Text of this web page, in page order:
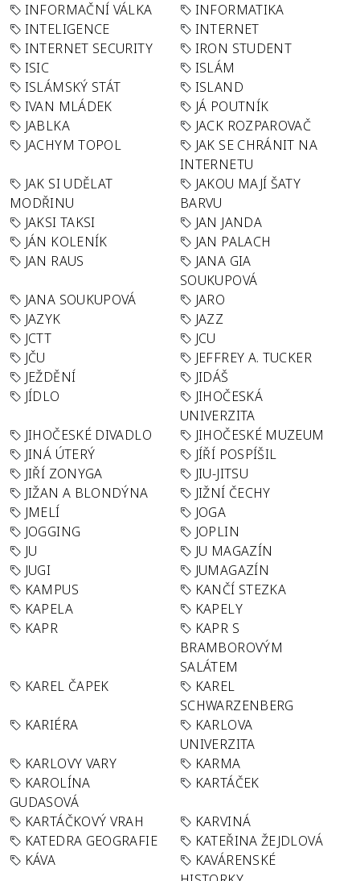
INFORMAČNÍ VÁLKA
INFORMATIKA
INTELIGENCE
INTERNET
INTERNET SECURITY
IRON STUDENT
ISIC
ISLÁM
ISLÁMSKÝ STÁT
ISLAND
IVAN MLÁDEK
JÁ POUTNÍK
JABLKA
JACK ROZPAROVAČ
JACHYM TOPOL
JAK SE CHRÁNIT NA
INTERNETU
JAK SI UDĚLAT
MODŘINU
JAKOU MAJÍ ŠATY
BARVU
JAKSI TAKSI
JAN JANDA
JÁN KOLENÍK
JAN PALACH
JAN RAUS
JANA GIA
SOUKUPOVÁ
JANA SOUKUPOVÁ
JARO
JAZYK
JAZZ
JCTT
JCU
JČU
JEFFREY A. TUCKER
JEŽDĚNÍ
JIDÁŠ
JÍDLO
JIHOČESKÁ
UNIVERZITA
JIHOČESKÉ DIVADLO
JIHOČESKÉ MUZEUM
JINÁ ÚTERÝ
JÍŘÍ POSPÍŠIL
JIŘÍ ZONYGA
JIU-JITSU
JIŽAN A BLONDÝNA
JIŽNÍ ČECHY
JMELÍ
JOGA
JOGGING
JOPLIN
JU
JU MAGAZÍN
JUGI
JUMAGAZÍN
KAMPUS
KANČÍ STEZKA
KAPELA
KAPELY
KAPR
KAPR S
BRAMBOROVÝM
SALÁTEM
KAREL ČAPEK
KAREL
SCHWARZENBERG
KARIÉRA
KARLOVA
UNIVERZITA
KARLOVY VARY
KARMA
KAROLÍNA
GUDASOVÁ
KARTÁČEK
KARTÁČKOVÝ VRAH
KARVINÁ
KATEDRA GEOGRAFIE
KATEŘINA ŽEJDLOVÁ
KÁVA
KAVÁRENSKÉ